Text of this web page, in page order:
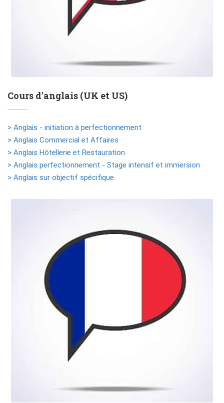
Cours d'anglais (UK et US)
> Anglais - initiation à perfectionnement
> Anglais Commercial et Affaires
> Anglais Hôtellerie et Restauration
> Anglais perfectionnement - Stage intensif et immersion
> Anglais sur objectif spécifique